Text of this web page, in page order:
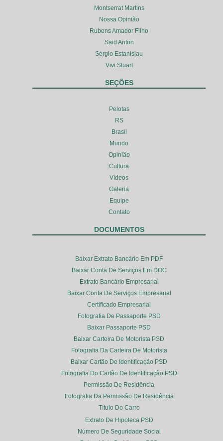
Montserrat Martins
Nossa Opinião
Rubens Amador Filho
Said Anton
Sérgio Estanislau
Vivi Stuart
SEÇÕES
Pelotas
RS
Brasil
Mundo
Opinião
Cultura
Vídeos
Galeria
Equipe
Contato
DOCUMENTOS
Baixar Extrato Bancário Em PDF
Baixar Conta De Serviços Em DOC
Extrato Bancário Empresarial
Baixar Conta De Serviços Empresarial
Certificado Empresarial
Fotografia De Passaporte PSD
Baixar Passaporte PSD
Baixar Carteira De Motorista PSD
Fotografia Da Carteira De Motorista
Baixar Cartão De Identificação PSD
Fotografia Do Cartão De Identificação PSD
Permissão De Residência
Fotografia Da Permissão De Residência
Título Do Carro
Extrato De Hipoteca PSD
Número De Seguridade Social